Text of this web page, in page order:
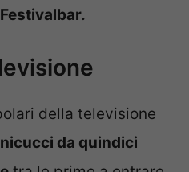
della televisione
da quindici